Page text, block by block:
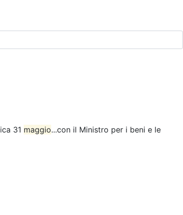
31 maggio...con il Ministro per i beni e le